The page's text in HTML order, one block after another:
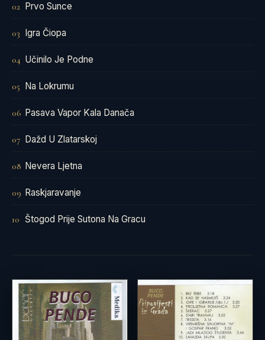
02 Prvo Sunce
03 Igra Čiopa
04 Učinilo Je Podne
05 Na Lokrumu
06 Pasava Vapor Kala Danača
07 Dažd U Zlatarskoj
08 Nevera Ljetna
09 Raskjaravanje
10 Štogod Prije Sutona Na Gracu